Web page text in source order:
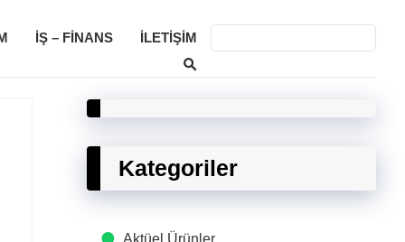
İŞ – FINANS İLETIŞIM
Kategoriler
Aktüel Ürünler